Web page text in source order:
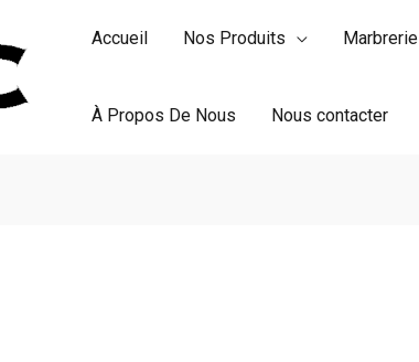
Accueil Nos Produits Marbrerie
À Propos De Nous Nous contacter